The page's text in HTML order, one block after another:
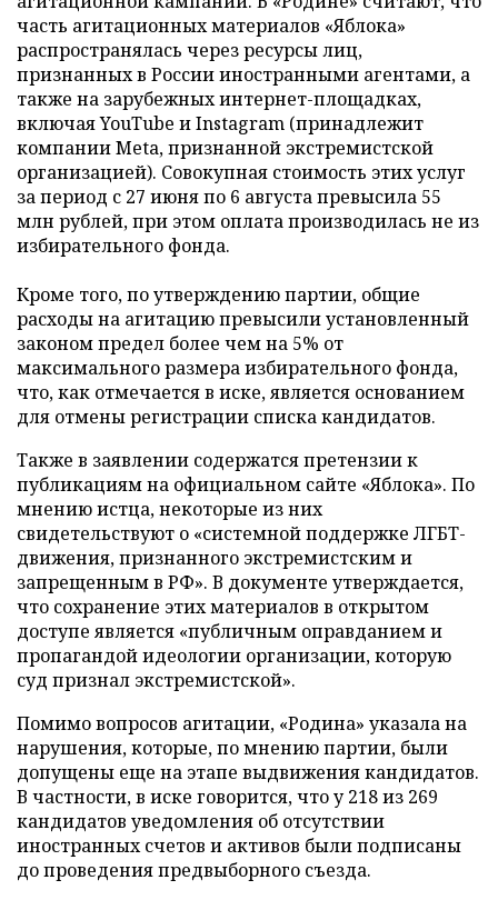
часть агитационных материалов «Яблока»
распространялась через ресурсы лиц,
признанных в России иностранными агентами, а
также на зарубежных интернет-площадках,
включая YouTube и Instagram (принадлежит
компании Meta, признанной экстремистской
организацией). Совокупная стоимость этих услуг
за период с 27 июня по 6 августа превысила 55
млн рублей, при этом оплата производилась не из
избирательного фонда.
Кроме того, по утверждению партии, общие
расходы на агитацию превысили установленный
законом предел более чем на 5% от
максимального размера избирательного фонда,
что, как отмечается в иске, является основанием
для отмены регистрации списка кандидатов.
Также в заявлении содержатся претензии к
публикациям на официальном сайте «Яблока». По
мнению истца, некоторые из них
свидетельствуют о «системной поддержке ЛГБТ-
движения, признанного экстремистским и
запрещенным в РФ». В документе утверждается,
что сохранение этих материалов в открытом
доступе является «публичным оправданием и
пропагандой идеологии организации, которую
суд признал экстремистской».
Помимо вопросов агитации, «Родина» указала на
нарушения, которые, по мнению партии, были
допущены еще на этапе выдвижения кандидатов.
В частности, в иске говорится, что у 218 из 269
кандидатов уведомления об отсутствии
иностранных счетов и активов были подписаны
до проведения предвыборного съезда.